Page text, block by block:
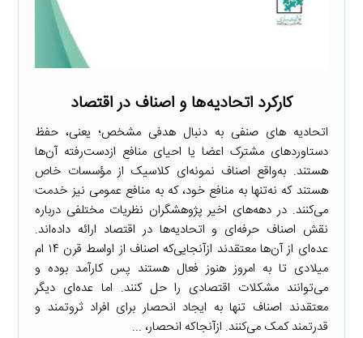
کارکرد اتحادیه‌ها و اصناف در اقتصاد
اتحادیه­ های صنفی به دنبال هدفی مشخص؛ یعنی، حفظ
دستاوردهای مشترک اعضا یا احیای منافع ازدست‌رفته آن‌ها
هستند. به‌واقع اصناف نمونه‌ای کلاسیک از مؤسسات خاص
هستند که نه‌تنها به منافع خود، که به منافع عمومی نیز خدمت
می‌کنند. در دهه‌های اخیر پژوهشگران نظریات مختلفی درباره
نقش اصناف حرفه‌ای و اتحادیه‌ها در اقتصاد ارائه داده‌اند.
عده‌ای از آن‌ها معتقدند ازآنجایی‌که اصناف از اواسط قرن ۱۴ ام
میلادی تا به امروز هنوز فعال هستند پس کارآمد بوده و
می‌توانند مشکلات اقتصادی را حل کنند. اما عده‌ای دیگر
معتقدند اصناف تنها به ایجاد انحصار برای افراد ثروتمند و
قدرتمند کمک می‌کنند. ازآنجاکه انحصار، ...